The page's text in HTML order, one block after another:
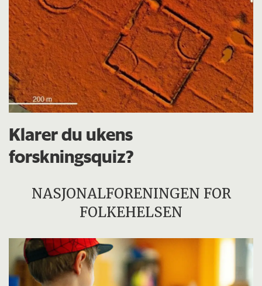
Klarer du ukens
forskningsquiz?
NASJONALFORENINGEN FOR
FOLKEHELSEN